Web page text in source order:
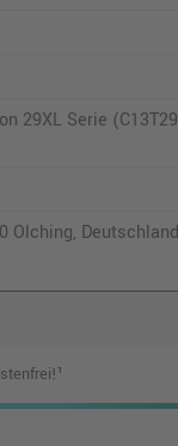
29XL Serie
Olching,